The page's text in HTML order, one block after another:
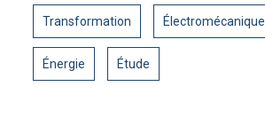
Transformation Électromécanique
Énergie Étude